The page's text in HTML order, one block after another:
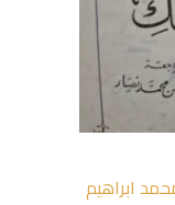
ابراهيم